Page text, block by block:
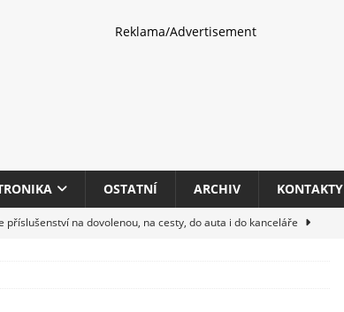
Reklama/Advertisement
OSTATNÍ ARCHIV KONTAKTY
příslušenství na dovolenou, na cesty, do auta i do kanceláře